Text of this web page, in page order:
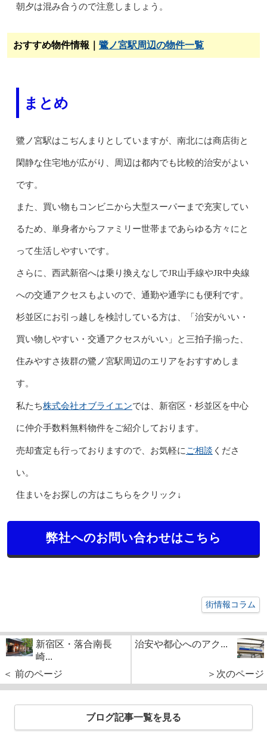
朝夕は混み合うので注意しましょう。
おすすめ物件情報｜ 鷺ノ宮駅周辺の物件一覧
まとめ
鷺ノ宮駅はこぢんまりとしていますが、南北には商店街と
閑静な住宅地が広がり、周辺は都内でも比較的治安がよい
です。
また、買い物もコンビニから大型スーパーまで充実してい
るため、単身者からファミリー世帯まであらゆる方々にと
って生活しやすいです。
さらに、西武新宿へは乗り換えなしでJR山手線やJR中央線
への交通アクセスもよいので、通勤や通学にも便利です。
杉並区にお引っ越しを検討している方は、「治安がいい・
買い物しやすい・交通アクセスがいい」と三拍子揃った、
住みやすさ抜群の鷺ノ宮駅周辺のエリアをおすすめしま
す。
私たち株式会社オブライエンでは、新宿区・杉並区を中心
に仲介手数料無料物件をご紹介しております。
売却査定も行っておりますので、お気軽に ご相談 くださ
い。
住まいをお探しの方はこちらをクリック↓
弊社へのお問い合わせはこちら
街情報コラム
新宿区・落合南長
崎...
＜ 前のページ
治安や都心へのアク...
＞次のページ
ブログ記事一覧を見る